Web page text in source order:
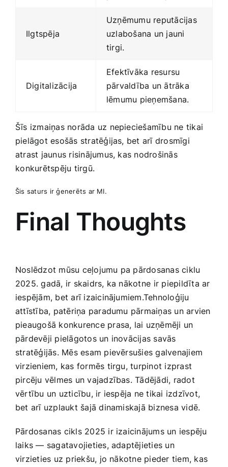
Ilgtspēja
Uzņēmumu reputācijas ​
uzlabošana un jauni
tirgi.
Digitalizācija
Efektīvāka resursu
pārvaldība un ​ātrāka
lēmumu pieņemšana.
Šīs izmaiņas norāda uz nepieciešamību ne tikai
pielāgot esošās stratēģijas, bet arī drosmīgi
atrast jaunus risinājumus, kas nodrošinās
⁢konkurētspēju tirgū.
Šis saturs ‍ir ‍ģenerēts ar MI.
Final Thoughts
Noslēdzot mūsu ceļojumu pa pārdosanas ciklu
2025. gadā,‍ ir skaidrs, ka nākotne⁤ ir piepildīta ar
iespējām,‌ bet arī izaicinājumiem.Tehnoloģiju
attīstība, patēriņa paradumu pārmaiņas un arvien
pieaugošā konkurence prasa, lai uzņēmēji un
pārdevēji ​pielāgotos un inovācijas savās
stratēģijās. Mēs esam pievērsušies galvenajiem
virzieniem, kas formēs tirgu, turpinot izprast
pircēju vēlmes un vajadzības. Tādējādi, radot
‍vērtību un uzticību, ir iespēja ne‌ tikai izdzīvot,
bet arī uzplaukt šajā dinamiskajā biznesa vidē.
Pārdosanas cikls 2025 ‌ir izaicinājums un iespēju
laiks — sagatavojieties, adaptējieties un
virzieties uz priekšu, jo nākotne pieder tiem, kas